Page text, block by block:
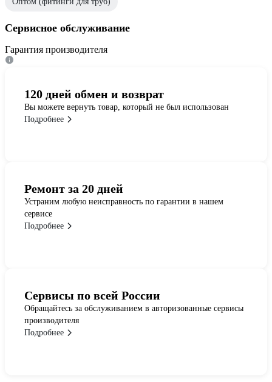
Сервисное обслуживание
Гарантия производителя
120 дней обмен и возврат
Вы можете вернуть товар, который не был использован
Подробнее
Ремонт за 20 дней
Устраним любую неисправность по гарантии в нашем
сервисе
Подробнее
Сервисы по всей России
Обращайтесь за обслуживанием в авторизованные сервисы
производителя
Подробнее